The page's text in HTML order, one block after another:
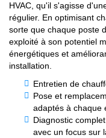
HVAC, qu'il s'agisse
régulier. En optimisant
sorte que chaque poste
exploité à son potentiel
énergétiques et
installation.
Entretien de
Pose et
adaptés à chaque
Diagnostic
avec un focus sur